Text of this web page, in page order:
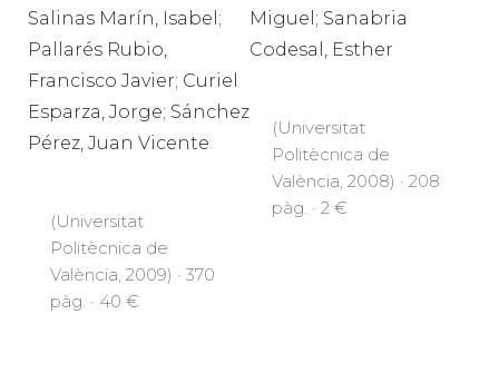
Salinas Marín, Isabel;
Pallarés Rubio,
Francisco Javier; Curiel
Esparza, Jorge; Sánchez
Pérez, Juan Vicente
(Universitat
Politècnica de
València, 2009) · 370
pàg. · 40 €
Miguel; Sanabria
Codesal, Esther
(Universitat
Politècnica de
València, 2008) · 208
pàg. · 2 €